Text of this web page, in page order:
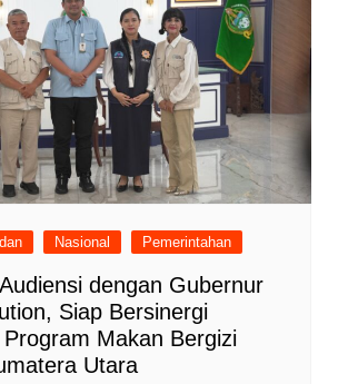
Nasional Pemerintahan
dengan Gubernur
Siap Bersinergi
Makan Bergizi
Utara